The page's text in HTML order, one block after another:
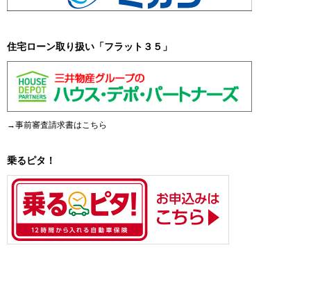
住宅ローン取り扱い「フラット３５」
→事前審査請求書はこちら
乗るピタ！